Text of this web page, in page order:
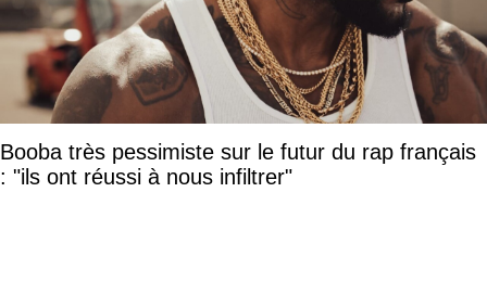
Booba très pessimiste sur le futur du rap français
: "ils ont réussi à nous infiltrer"